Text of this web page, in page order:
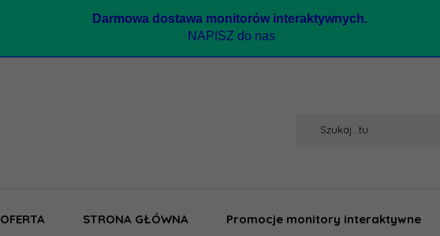
Darmowa dostawa monitorów interaktywnych.
NAPISZ do nas
OFERTA STRONA GŁÓWNA Promocje monitory interaktywne